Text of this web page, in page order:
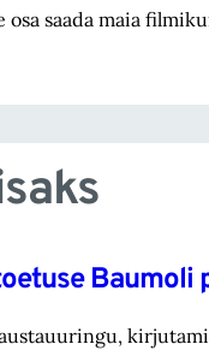
osa saada maia
Baumoli